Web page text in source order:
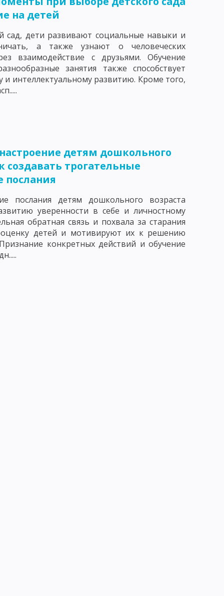
ПОЗНАВАТЕЛЬНОЙ ДЕЯТЕЛЬНОСТИ
ПОСЛЕДОВАТЕЛЬНЫХ СИТУАЦИЙ
СЕМИНАРСКИЕ ЗАНЯТИЯ
ПЕДАГОГИЧЕСКОГО КОНТРОЛЯ
ВОСПИТАТЕЛЬНЫЙ ФАКТ
ВОСПИТАТЕЛЯ
на детей
сад, дети развивают социальные навыки и
а также узнают о человеческих
взаимодействие с друзьями. Обучение
занятия также способствует
интеллектуальному развитию. Кроме того,
детям дошкольного
создавать трогательные
послания детям дошкольного возраста
уверенности в себе и личностному
обратная связь и похвала за старания
детей и мотивируют их к решению
конкретных действий и обучение